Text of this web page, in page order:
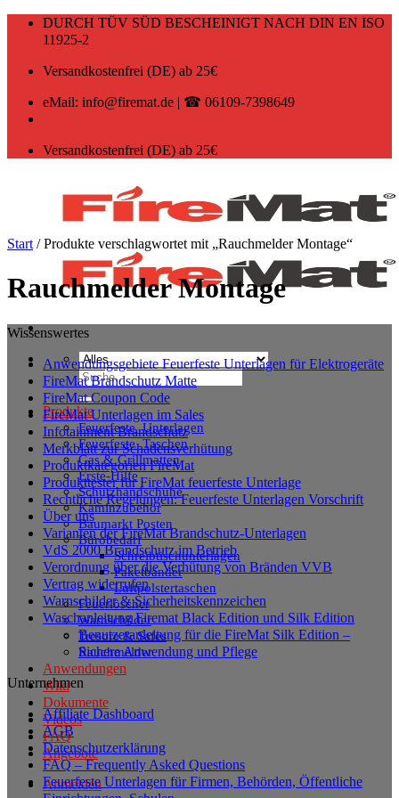
Zum
DURCH TÜV SÜD BESCHEINIGT NACH DIN EN ISO
11925-2
Versandkostenfrei (DE) ab 25€
eMail: info@firemat.de | ☎ 06109-7398649
Versandkostenfrei (DE) ab 25€
Suchen
nach:
Produkte
Feuerfeste_Unterlagen
Feuerfeste_Taschen
Gas & Grillmatten
Erste-Hilfe
Schutzhandschuhe
Kaminzubehör
Baumarkt Posten
Bürobedarf
Schreibtischunterlagen
Paketbänder
Luftpolstertaschen
Feuerlöscher
Warnschilder
Tresore & Safes
Rauchmelder
Anwendungen
Wiki
Dokumente
Videos
FAQ
Angebote
Anmelden
Start /Produkte verschlagwortet mit „Rauchmelder Montage“
Rauchmelder Montage
Wissenswertes
Anwendungsgebiete Feuerfeste Unterlagen für Elektrogeräte
FireMat Brandschutz Matte
FireMat Coupon Code
FireMat Unterlagen im Sales
Infotainment Brandschutz
Merkblatt zur Schadensverhütung
Produktkategorien FireMat
Produkttester für FireMat feuerfeste Unterlage
Rechtliche Regelungen: Feuerfeste Unterlagen Vorschrift
Über uns
Varianten der FireMat Brandschutz-Unterlagen
VdS 2000 Brandschutz im Betrieb
Verordnung über die Verhütung von Bränden VVB
Vertrag widerrufen
Warnschilder & Sicherheitskennzeichen
Waschanleitung Firemat Black Edition und Silk Edition
Benutzeranleitung für die FireMat Silk Edition –
Sichere Anwendung und Pflege
Unternehmen
Affiliate Dashboard
AGB
Datenschutzerklärung
FAQ – Frequently Asked Questions
Feuerfeste Unterlagen für Firmen, Behörden, Öffentliche